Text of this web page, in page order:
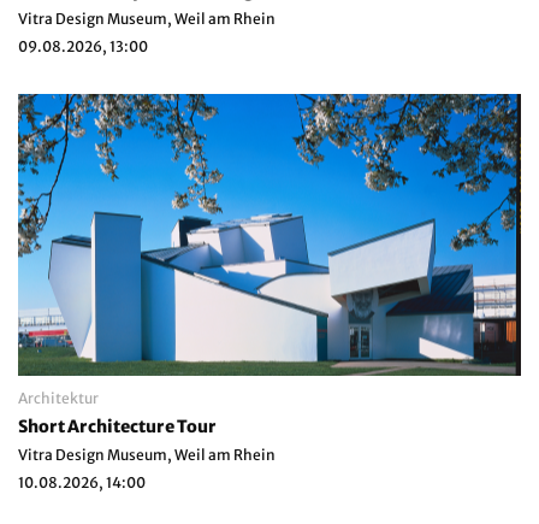
Vitra Design Museum, Weil am Rhein
09.08.2026, 13:00
Architektur
Short Architecture Tour
Vitra Design Museum, Weil am Rhein
10.08.2026, 14:00